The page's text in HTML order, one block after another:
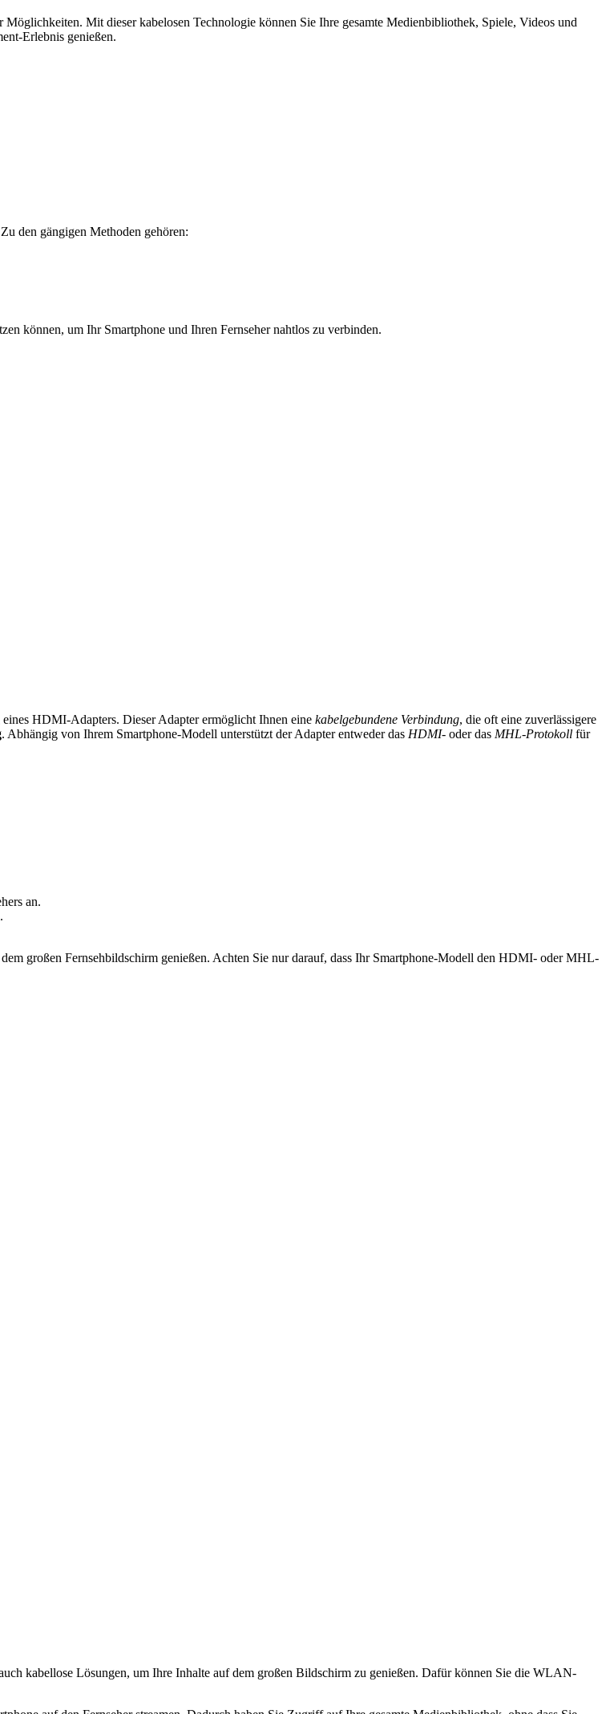
Mit dieser kabelosen Technologie können Sie Ihre gesamte Medienbibliothek, Spiele, Videos und
Erlebnis genießen.
den gängigen Methoden gehören:
können, um Ihr Smartphone und Ihren Fernseher nahtlos zu verbinden.
HDMI-Adapters. Dieser Adapter ermöglicht Ihnen eine kabelgebundene Verbindung, die oft eine zuverlässigere
. Abhängig von Ihrem Smartphone-Modell unterstützt der Adapter entweder das HDMI- oder das MHL-Protokoll für
an.
großen Fernsehbildschirm genießen. Achten Sie nur darauf, dass Ihr Smartphone-Modell den HDMI- oder MHL-
kabellose Lösungen, um Ihre Inhalte auf dem großen Bildschirm zu genießen. Dafür können Sie die WLAN-